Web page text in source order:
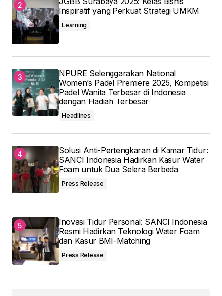
Inspiratif yang Perkuat Strategi UMKM
Learning
NPURE Selenggarakan National
Women’s Padel Premiere 2025, Kompetisi
Padel Wanita Terbesar di Indonesia
dengan Hadiah Terbesar
Headlines
Solusi Anti-Pertengkaran di Kamar Tidur:
SANCI Indonesia Hadirkan Kasur Water
Foam untuk Dua Selera Berbeda
Press Release
Inovasi Tidur Personal: SANCI Indonesia
Resmi Hadirkan Teknologi Water Foam
dan Kasur BMI-Matching
Press Release